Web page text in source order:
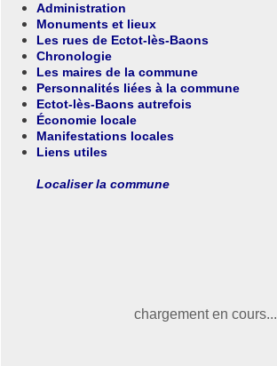
Administration
Monuments et lieux
Les rues de Ectot-lès-Baons
Chronologie
Les maires de la commune
Personnalités liées à la commune
Ectot-lès-Baons autrefois
Économie locale
Manifestations locales
Liens utiles
Localiser la commune
chargement en cours...